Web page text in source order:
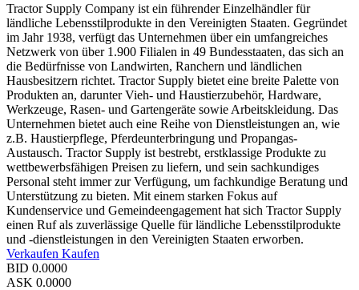
Tractor Supply Company ist ein führender Einzelhändler für
ländliche Lebensstilprodukte in den Vereinigten Staaten. Gegründet
im Jahr 1938, verfügt das Unternehmen über ein umfangreiches
Netzwerk von über 1.900 Filialen in 49 Bundesstaaten, das sich an
die Bedürfnisse von Landwirten, Ranchern und ländlichen
Hausbesitzern richtet. Tractor Supply bietet eine breite Palette von
Produkten an, darunter Vieh- und Haustierzubehör, Hardware,
Werkzeuge, Rasen- und Gartengeräte sowie Arbeitskleidung. Das
Unternehmen bietet auch eine Reihe von Dienstleistungen an, wie
z.B. Haustierpflege, Pferdeunterbringung und Propangas-
Austausch. Tractor Supply ist bestrebt, erstklassige Produkte zu
wettbewerbsfähigen Preisen zu liefern, und sein sachkundiges
Personal steht immer zur Verfügung, um fachkundige Beratung und
Unterstützung zu bieten. Mit einem starken Fokus auf
Kundenservice und Gemeindeengagement hat sich Tractor Supply
einen Ruf als zuverlässige Quelle für ländliche Lebensstilprodukte
und -dienstleistungen in den Vereinigten Staaten erworben.
Verkaufen Kaufen
BID 0.0000
ASK 0.0000